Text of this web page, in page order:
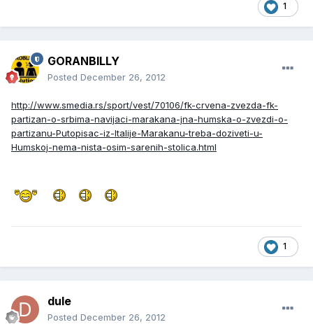
1
GORANBILLY
Posted December 26, 2012
http://www.smedia.rs/sport/vest/70106/fk-crvena-zvezda-fk-
partizan-o-srbima-navijaci-marakana-jna-humska-o-zvezdi-o-
partizanu-Putopisac-iz-Italije-Marakanu-treba-doziveti-u-
Humskoj-nema-nista-osim-sarenih-stolica.html
1
dule
Posted December 26, 2012